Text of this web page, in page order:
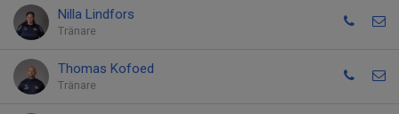
Nilla Lindfors
Tränare
Thomas Kofoed
Tränare